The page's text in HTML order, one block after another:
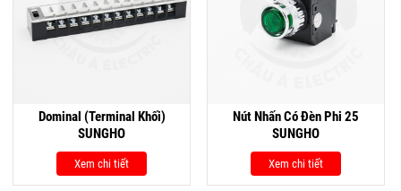
Dominal (Terminal Khối)
SUNGHO
Xem chi tiết
Nút Nhấn Có Đèn Phi 25
SUNGHO
Xem chi tiết